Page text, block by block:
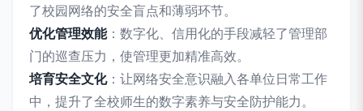
了校园网络的安全盲点和薄弱环节。
优化管理效能：数字化、信用化的手段减轻了管理部
门的巡查压力，使管理更加精准高效。
培育安全文化：让网络安全意识融入各单位日常工作
中，提升了全校师生的数字素养与安全防护能力。